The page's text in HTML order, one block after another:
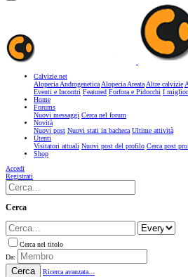
Calvizie.net
Alopecia AndrogeneticaAlopecia AreataAltre calvizie
Eventi e Incontri Featured Forfora e Pidocchi I
Home
Forums
Nuovi messaggi Cerca nel forum
Novità
Nuovi post Nuovi stati in bacheca Ultime attività
Utenti
Visitatori attuali Nuovi post del profilo Cerca post
Shop
Accedi
Registrati
Cerca
Cerca nel titolo
Da:
Cerca Ricerca avanzata...